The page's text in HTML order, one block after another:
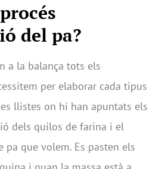
del pa?
a la balança tots els
per elaborar cada tipus
llistes on hi han apuntats els
dels quilos de farina i el
pa que volem. Es pasten els